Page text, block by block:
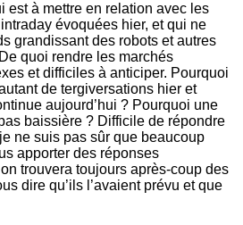
est à mettre en relation avec les
évoquées hier, et qui ne
grandissant des robots et autres
quoi rendre les marchés
et difficiles à anticiper. Pourquoi
de tergiversations hier et
aujourd’hui ? Pourquoi une
baissière ? Difficile de répondre
ne suis pas sûr que beaucoup
apporter des réponses
trouvera toujours après-coup des
dire qu’ils l’avaient prévu et que